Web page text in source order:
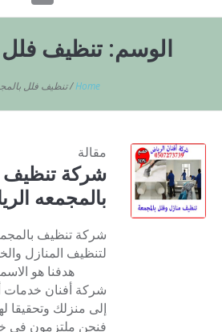
الوسم: تنظيف فلل
Home
/تنظيف فلل
مقالة
شركة تنظيف
بالمجمعه
شركة تنظيف
لتنظيف المنازل
هدفنا هو
شركة أفنان
إلى منزلك وتحقيقا
فنحن ملتزمون في